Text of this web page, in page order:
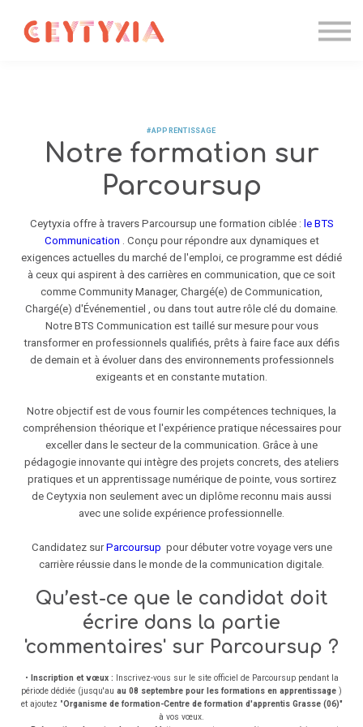
Formations IA
#APPRENTISSAGE
Notre formation sur
Parcoursup
Ceytyxia offre à travers Parcoursup une formation ciblée : le BTS
Communication . Conçu pour répondre aux dynamiques et
exigences actuelles du marché de l'emploi, ce programme est dédié
à ceux qui aspirent à des carrières en communication, que ce soit
comme Community Manager, Chargé(e) de Communication,
Chargé(e) d'Événementiel , ou dans tout autre rôle clé du domaine.
Notre BTS Communication est taillé sur mesure pour vous
transformer en professionnels qualifiés, prêts à faire face aux défis
de demain et à évoluer dans des environnements professionnels
exigeants et en constante mutation.
Notre objectif est de vous fournir les compétences techniques, la
compréhension théorique et l'expérience pratique nécessaires pour
exceller dans le secteur de la communication. Grâce à une
pédagogie innovante qui intègre des projets concrets, des ateliers
pratiques et un apprentissage numérique de pointe, vous sortirez
de Ceytyxia non seulement avec un diplôme reconnu mais aussi
avec une solide expérience professionnelle.
Candidatez surParcoursup pour débuter votre voyage vers une
carrière réussie dans le monde de la communication digitale.
Qu’est-ce que le candidat doit
écrire dans la partie
'commentaires' sur Parcoursup ?
• Inscription et vœux : Inscrivez-vous sur le site officiel de Parcoursup pendant la
période dédiée (jusqu'au au 08 septembre pour les formations en apprentissage )
et ajoutez "Organisme de formation-Centre de formation d'apprentis Grasse (06)"
à vos vœux.